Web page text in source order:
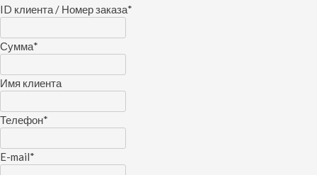
ID клиента / Номер заказа*
Сумма*
Имя клиента
Телефон*
E-mail*